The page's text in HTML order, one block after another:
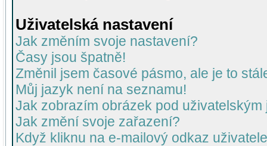
Uživatelská nastavení
Jak změním svoje nastavení?
Časy jsou špatně!
Změnil jsem časové pásmo, ale je to
Můj jazyk není na seznamu!
Jak zobrazím obrázek pod uživatelským
Jak změní svoje zařazení?
Když kliknu na e-mailový odkaz